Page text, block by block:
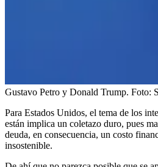
Gustavo Petro y Donald Trump. Foto:
Para Estados Unidos, el tema de los
están implica un coletazo duro, pues
deuda, en consecuencia, un costo
insostenible.